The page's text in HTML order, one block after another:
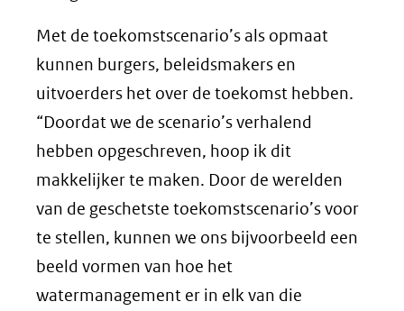
Met de toekomstscenario’s als opmaat
kunnen burgers, beleidsmakers en
uitvoerders het over de toekomst hebben.
“Doordat we de scenario’s verhalend
hebben opgeschreven, hoop ik dit
makkelijker te maken. Door de werelden
van de geschetste toekomstscenario’s voor
te stellen, kunnen we ons bijvoorbeeld een
beeld vormen van hoe het
watermanagement er in elk van die